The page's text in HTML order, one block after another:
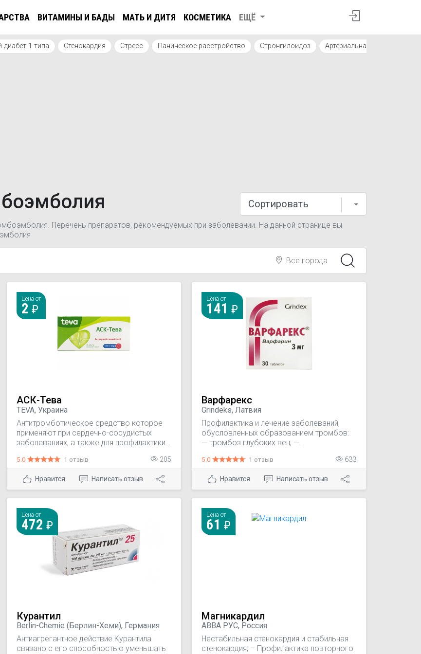
ВИТАМИНЫ И БАДЫ МАТЬ И ДИТЯ КОСМЕТИКА ЕЩЁ
диабет 1 типа Стенокардия Стресс Паническое расстройство Стронгилоидоз Артериальная гипертензия
Перечень препаратов, рекомендуемых при заболевании. На данной странице вы
Все города
Цена от
2
АСК-Тева
TEVA, Украина
Антитромботическое средство которое
применяют при сердечно-сосудистых
заболеваниях, а также для профилактики:
сосудах (чрескожная транслюминарна
катетерная ангиопластика (РТСА),
эндартерэктомия сонной артерии,
аортокоронарное шунтирование (CABG),
артериовенозное шунтирование);
тромбоза глубоких вен и эмболии
легочной артерии после длительной
иммобилизации (после хирургических
операций); инсультов (как вторичная
профилактика).
5.0 1 отзыв 205
Нравится Написать отзыв
Цена от
141
Варфарекс
Grindeks, Латвия
Профилактика и лечение заболеваний,
обусловленных образованием тромбов:
— тромбоз глубоких вен; —
предсердий; — инфаркт миокарда; — при
протезировании клапанов сердца.
5.0 1 отзыв 633
Нравится Написать отзыв
Цена от
472
Курантил
Berlin-Chemie (Берлин-Хеми), Германия
Антиагрегантное действие Курантила
связано с его способностью уменьшать
Цена от
61
Магникардил
АВВА РУС, Россия
Нестабильная стенокардия и стабильная
стенокардия; – Профилактика повторного